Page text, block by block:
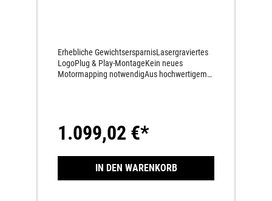
Erhebliche GewichtsersparnisLasergraviertes
LogoPlug & Play-MontageKein neues
Motormapping notwendigAus hochwertigem
1.099,02 €*
IN DEN WARENKORB